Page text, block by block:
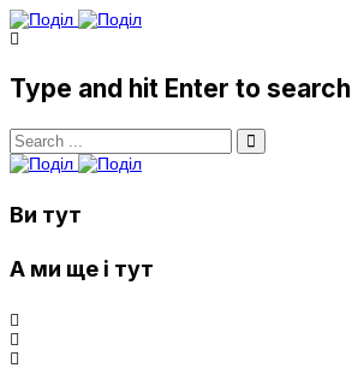
Type and hit Enter to search
Ви тут
А ми ще і тут